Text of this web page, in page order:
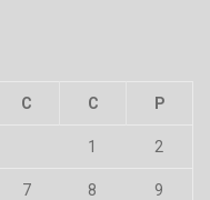
C C P
1 2
7 8 9